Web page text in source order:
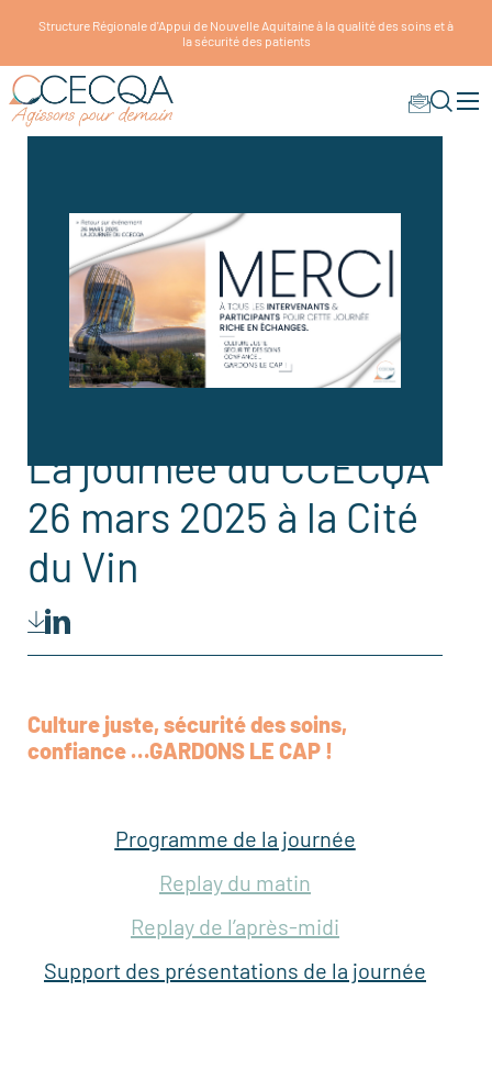
Structure Régionale d'Appui de Nouvelle Aquitaine à la qualité des soins et à
la sécurité des patients
La journée du CCECQA
26 mars 2025 à la Cité
du Vin
Culture juste, sécurité des soins,
confiance …GARDONS LE CAP !
Programme de la journée
Replay du matin
Replay de l’après-midi
Support des présentations de la journée